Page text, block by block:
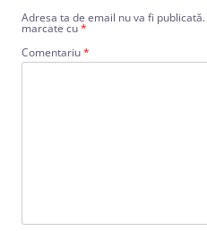
Adresa ta de email nu va fi publicată.
marcate cu*
Comentariu*